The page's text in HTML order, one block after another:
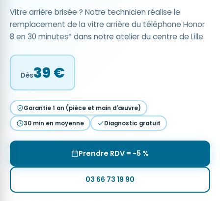
Vitre arrière brisée ? Notre technicien réalise le
remplacement de la vitre arrière du téléphone Honor
8 en 30 minutes* dans notre atelier du centre de Lille.
Dès39 €
Garantie 1 an (pièce et main d'œuvre)
30 min en moyenne
Diagnostic gratuit
Prendre RDV = −5 %
03 66 73 19 90